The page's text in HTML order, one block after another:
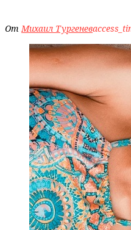
ОтМихаил Тургенев